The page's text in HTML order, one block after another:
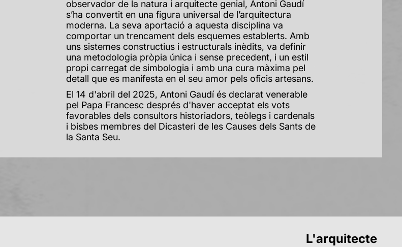
observador de la natura i arquitecte genial, Antoni Gaudí
s’ha convertit en una figura universal de l’arquitectura
moderna. La seva aportació a aquesta disciplina va
comportar un trencament dels esquemes establerts. Amb
uns sistemes constructius i estructurals inèdits, va definir
una metodologia pròpia única i sense precedent, i un estil
propi carregat de simbologia i amb una cura màxima pel
detall que es manifesta en el seu amor pels oficis artesans.
El 14 d'abril del 2025, Antoni Gaudí és declarat venerable
pel Papa Francesc després d'haver acceptat els vots
favorables dels consultors historiadors, teòlegs i cardenals
i bisbes membres del Dicasteri de les Causes dels Sants de
la Santa Seu.
L'arquitecte